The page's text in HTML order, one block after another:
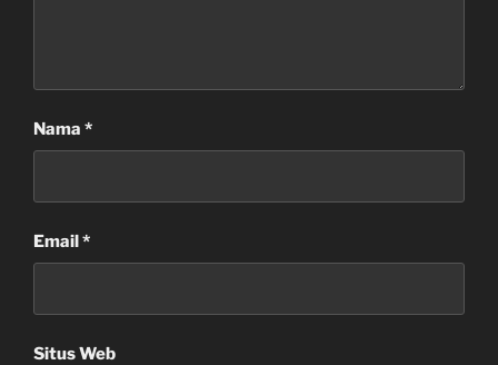
Nama *
Email*
Situs Web